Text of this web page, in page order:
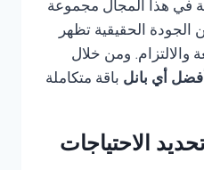
في هذا المجال مجموعة
الجودة الحقيقية تظهر
والالتزام. ومن خلال
أي بانل باقة متكاملة